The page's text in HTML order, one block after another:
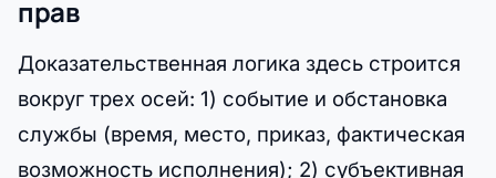
прав
Доказательственная логика здесь строится
вокруг трех осей: 1) событие и обстановка
службы (время, место, приказ, фактическая
возможность исполнения); 2) субъективная